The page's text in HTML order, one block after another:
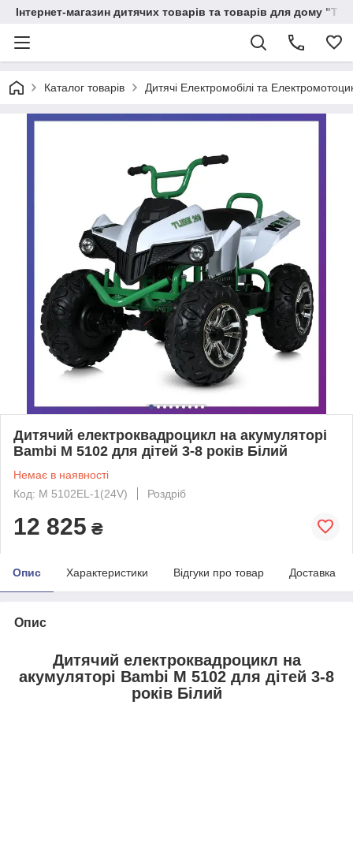
Інтернет-магазин дитячих товарів та товарів для дому
Каталог товарів Дитячі Електромобілі та
Дитячий електроквадроцикл на акумуляторі
Bambi M 5102 для дітей 3-8 років Білий
Немає в наявності
Код: M 5102EL-1(24V)
Роздріб
12 825 ₴
Опис Характеристики Відгуки про товар Доставка
Опис
Дитячий електроквадроцикл на
акумуляторі Bambi M 5102 для дітей 3-8
років Білий